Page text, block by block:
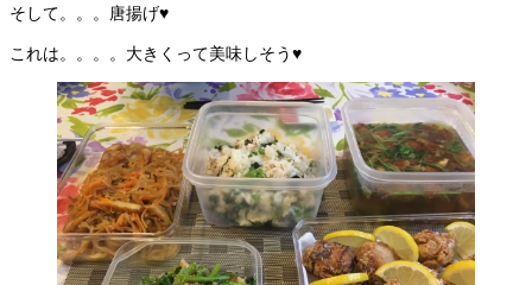
そして。。。唐揚げ♥
これは。。。。大きくって美味しそう♥